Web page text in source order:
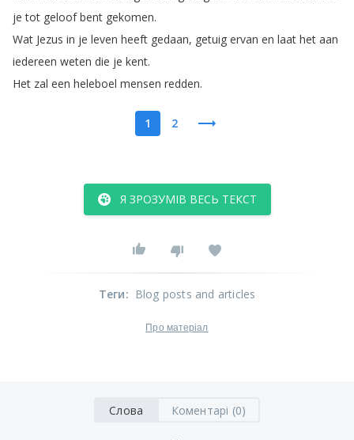
je tot geloof bent gekomen.
Wat Jezus in je leven heeft gedaan, getuig ervan en laat het aan
iedereen weten die je kent.
Het zal een heleboel mensen redden.
1 2
Я ЗРОЗУМІВ ВЕСЬ ТЕКСТ
Теги: Blog posts and articles
Про матеріал
Слова Коментарі (0)